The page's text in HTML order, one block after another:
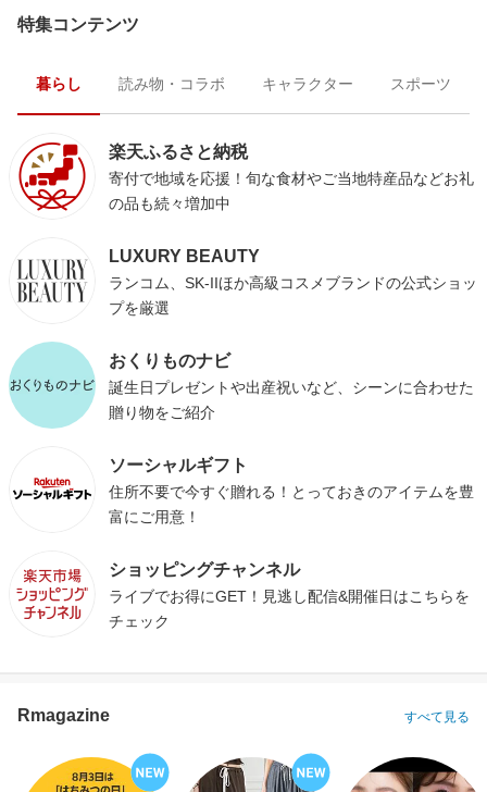
特集コンテンツ
暮らし 読み物・コラボ キャラクター スポーツ
楽天ふるさと納税
寄付で地域を応援！旬な食材やご当地特産品などお礼
の品も続々増加中
LUXURY BEAUTY
ランコム、SK-IIほか高級コスメブランドの公式ショッ
プを厳選
おくりものナビ
誕生日プレゼントや出産祝いなど、シーンに合わせた
贈り物をご紹介
ソーシャルギフト
住所不要で今すぐ贈れる！とっておきのアイテムを豊
富にご用意！
ショッピングチャンネル
ライブでお得にGET！見逃し配信&開催日はこちらを
チェック
Rmagazine すべて見る